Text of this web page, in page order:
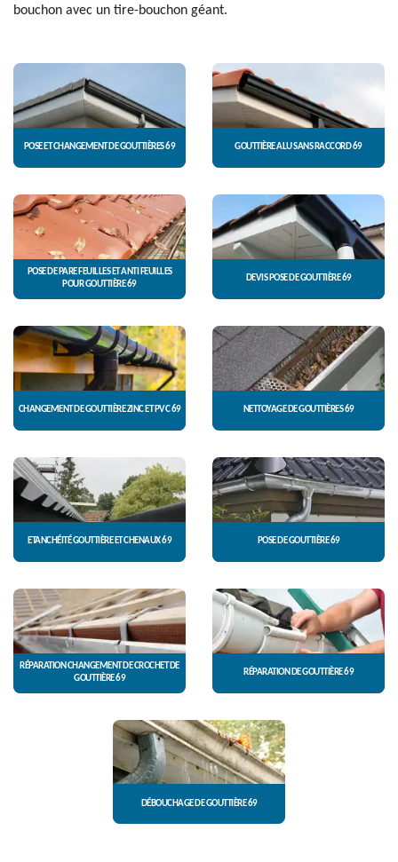
bouchon avec un tire-bouchon géant.
POSE ET CHANGEMENT DE GOUTTIÈRES 69 GOUTTIÈRE ALU SANS RACCORD 69
POSE DE PARE FEUILLES ET ANTI FEUILLES
POUR GOUTTIÈRE 69
DEVIS POSE DE GOUTTIÈRE 69
CHANGEMENT DE GOUTTIÈRE ZINC ET PVC 69 NETTOYAGE DE GOUTTIÈRES 69
ETANCHÉITÉ GOUTTIÈRE ET CHENAUX 69 POSE DE GOUTTIÈRE 69
RÉPARATION CHANGEMENT DE CROCHET DE
GOUTTIÈRE 69
RÉPARATION DE GOUTTIÈRE 69
DÉBOUCHAGE DE GOUTTIÈRE 69